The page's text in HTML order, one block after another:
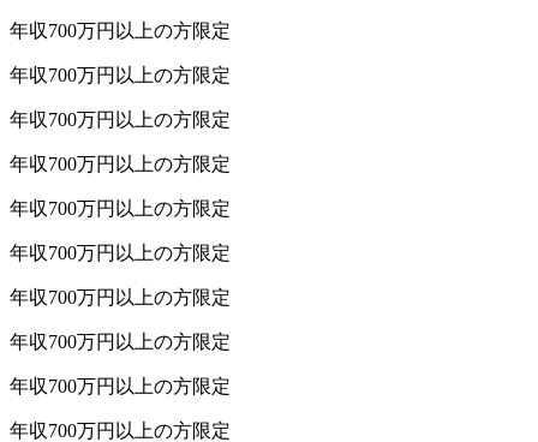
年収700万円以上の方限定
年収700万円以上の方限定
年収700万円以上の方限定
年収700万円以上の方限定
年収700万円以上の方限定
年収700万円以上の方限定
年収700万円以上の方限定
年収700万円以上の方限定
年収700万円以上の方限定
年収700万円以上の方限定